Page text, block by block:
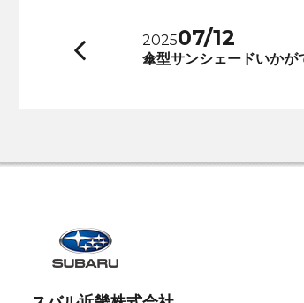
前202507/12
傘型サンシェードいかが